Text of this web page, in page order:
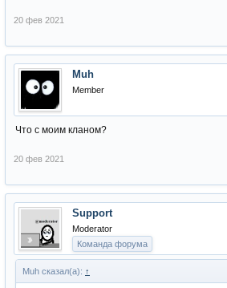
20 фев 2021
Muh
Member
Что с моим кланом?
20 фев 2021
Support
Moderator
Команда форума
Muh сказал(а): ↑